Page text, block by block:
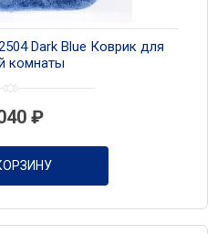
Dark Blue Коврик для
комнаты
₽